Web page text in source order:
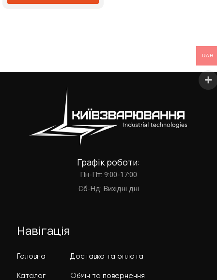
Графік роботи:
Пн-Пт: 9:00-17:00
Cб-Нд: Вихідні дні
Навігація
Головна
Каталог
Доставка та оплата
Обмін та повернення
UAH